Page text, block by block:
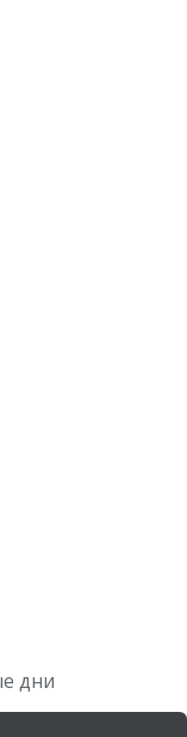
дни